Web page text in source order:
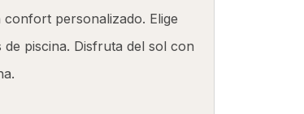
personalizado. Elige
piscina. Disfruta del sol con